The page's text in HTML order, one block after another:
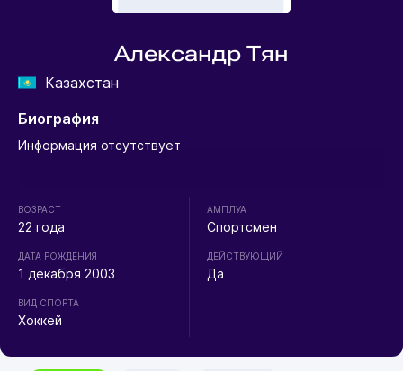
Александр Тян
Казахстан
Биография
Информация отсутствует
ВОЗРАСТ
22 года
ДАТА РОЖДЕНИЯ
1 декабря 2003
ВИД СПОРТА
Хоккей
АМПЛУА
Спортсмен
ДЕЙСТВУЮЩИЙ
Да